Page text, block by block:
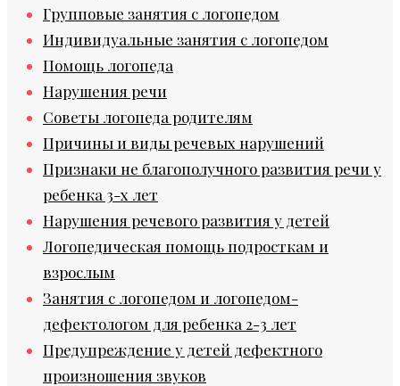
Групповые занятия с логопедом
Индивидуальные занятия с логопедом
Помощь логопеда
Нарушения речи
Советы логопеда родителям
Причины и виды речевых нарушений
Признаки не благополучного развития речи у
ребенка 3-х лет
Нарушения речевого развития у детей
Логопедическая помощь подросткам и
взрослым
Занятия с логопедом и логопедом-
дефектологом для ребенка 2-3 лет
Предупреждение у детей дефектного
произношения звуков